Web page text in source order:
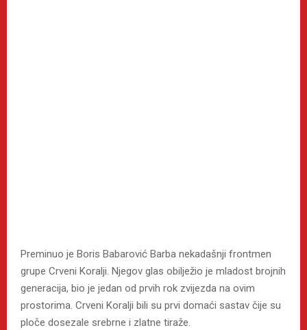
Preminuo je Boris Babarović Barba nekadašnji frontmen
grupe Crveni Koralji. Njegov glas obilježio je mladost brojnih
generacija, bio je jedan od prvih rok zvijezda na ovim
prostorima. Crveni Koralji bili su prvi domaći sastav čije su
ploče dosezale srebrne i zlatne tiraže.